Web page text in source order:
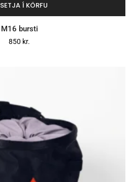
SETJA Í KÖRFU
M16 bursti
850 kr.